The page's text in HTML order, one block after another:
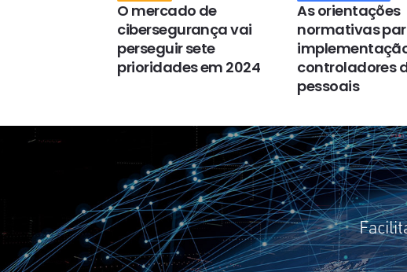
O mercado de
cibersegurança vai
perseguir sete
prioridades em 2024
As orientações
normativas
controladores
pessoais